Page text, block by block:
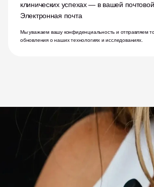
клинических успехах — в вашей
Электронная почта
Мы уважаем вашу конфиденциальность и отправляем
обновления о наших технологиях и исследованиях.